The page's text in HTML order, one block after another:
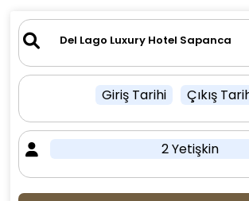
Giriş Tarihi Çıkış
2 Yetişkin